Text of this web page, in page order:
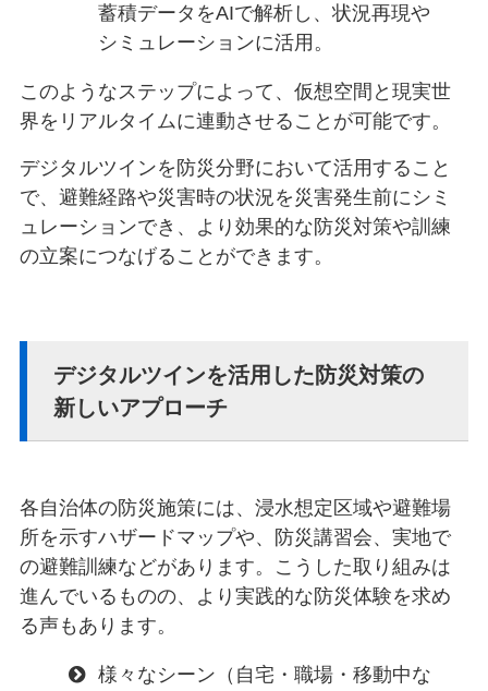
蓄積データをAIで解析し、状況再現や
シミュレーションに活用。
このようなステップによって、仮想空間と現実世
界をリアルタイムに連動させることが可能です。
デジタルツインを防災分野において活用すること
で、避難経路や災害時の状況を災害発生前にシミ
ュレーションでき、より効果的な防災対策や訓練
の立案につなげることができます。
デジタルツインを活用した防災対策の
新しいアプローチ
各自治体の防災施策には、浸水想定区域や避難場
所を示すハザードマップや、防災講習会、実地で
の避難訓練などがあります。こうした取り組みは
進んでいるものの、より実践的な防災体験を求め
る声もあります。
様々なシーン（自宅・職場・移動中な